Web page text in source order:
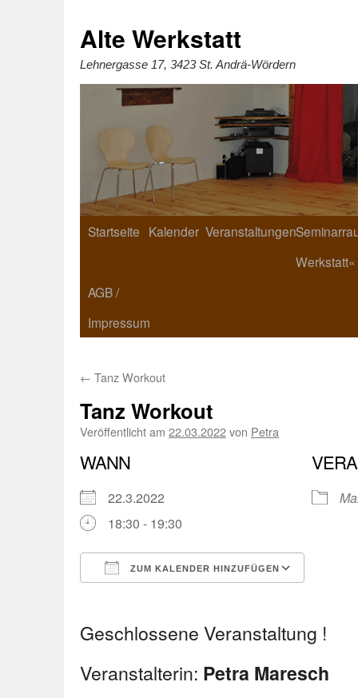
Alte Werkstatt
Lehnergasse 17, 3423 St. Andrä-Wördern
Startseite Kalender Veranstaltungen
Werkstatt«
AGB /
Impressum
← Tanz Workout
Tanz Workout
Veröffentlicht am 22.03.2022von Petra
WANN
22.3.2022
18:30 - 19:30
ZUM KALENDER HINZUFÜGEN
Geschlossene Veranstaltung !
Veranstalterin: Petra Maresch